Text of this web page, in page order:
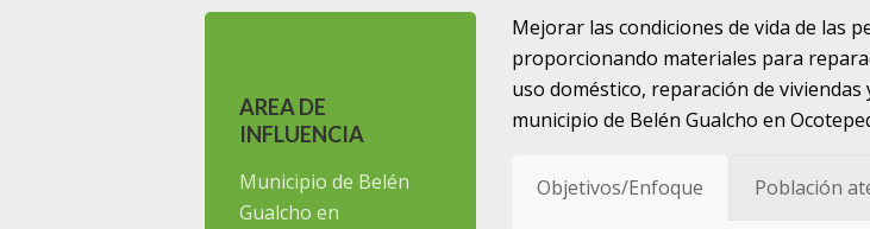
AREA DE
INFLUENCIA
Municipio de Belén
Gualcho en
Mejorar las condiciones de vida de las
proporcionando materiales para
uso doméstico, reparación de
municipio de Belén Gualcho en
Objetivos/Enfoque Población